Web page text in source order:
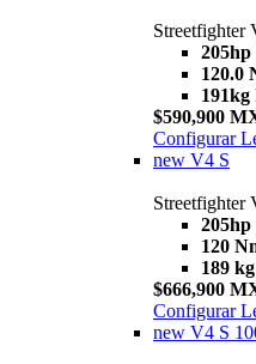
Streetfighter
205hp
120.0
191kg
$590,900
Configurar
new V4 S
Streetfighter
205hp
120
189 kg
$666,900
Configurar
new V4 S